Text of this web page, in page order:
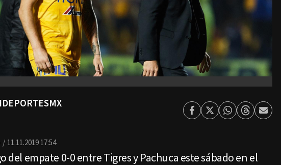
Facebook
TwitterWhatsapp
ThreadsEnviar
11.11.2019 17:54
del empate 0-0 entre Tigres y Pachuca este sábado en el